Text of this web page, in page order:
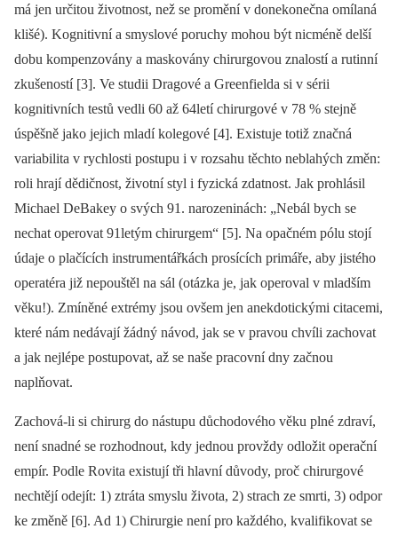
má jen určitou životnost, než se promění v donekonečna omílaná
klišé). Kognitivní a smyslové poruchy mohou být nicméně delší
dobu kompenzovány a maskovány chirurgovou znalostí a rutinní
zkušeností [3]. Ve studii Dragové a Greenfielda si v sérii
kognitivních testů vedli 60 až 64letí chirurgové v 78 % stejně
úspěšně jako jejich mladí kolegové [4]. Existuje totiž značná
variabilita v rychlosti postupu i v rozsahu těchto neblahých změn:
roli hrají dědičnost, životní styl i fyzická zdatnost. Jak prohlásil
Michael DeBakey o svých 91. narozeninách: „Nebál bych se
nechat operovat 91letým chirurgem“ [5]. Na opačném pólu stojí
údaje o plačících instrumentářkách prosících primáře, aby jistého
operatéra již nepouštěl na sál (otázka je, jak operoval v mladším
věku!). Zmíněné extrémy jsou ovšem jen anekdotickými citacemi,
které nám nedávají žádný návod, jak se v pravou chvíli zachovat
a jak nejlépe postupovat, až se naše pracovní dny začnou
naplňovat.
Zachová-li si chirurg do nástupu důchodového věku plné zdraví,
není snadné se rozhodnout, kdy jednou provždy odložit operační
empír. Podle Rovita existují tři hlavní důvody, proč chirurgové
nechtějí odejít: 1) ztráta smyslu života, 2) strach ze smrti, 3) odpor
ke změně [6]. Ad 1) Chirurgie není pro každého, kvalifikovat se